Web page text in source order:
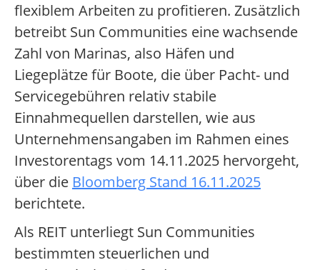
flexiblem Arbeiten zu profitieren. Zusätzlich
betreibt Sun Communities eine wachsende
Zahl von Marinas, also Häfen und
Liegeplätze für Boote, die über Pacht- und
Servicegebühren relativ stabile
Einnahmequellen darstellen, wie aus
Unternehmensangaben im Rahmen eines
Investorentags vom 14.11.2025 hervorgeht,
über die Bloomberg Stand 16.11.2025
berichtete.
Als REIT unterliegt Sun Communities
bestimmten steuerlichen und